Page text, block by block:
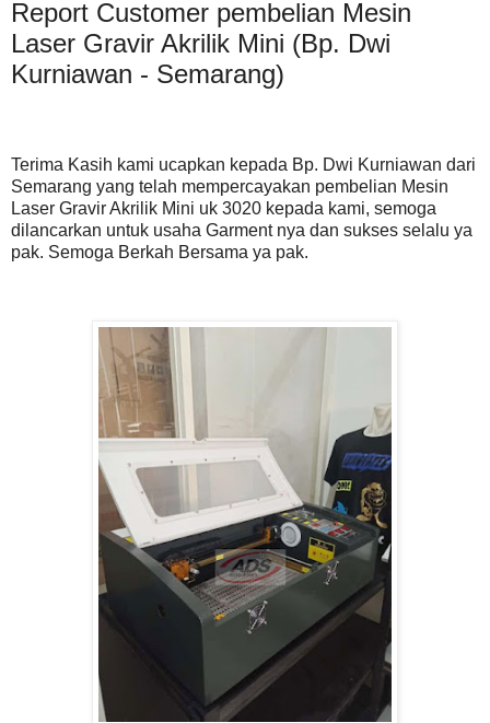
Report Customer pembelian Mesin
Laser Gravir Akrilik Mini (Bp. Dwi
Kurniawan - Semarang)
Terima Kasih kami ucapkan kepada Bp. Dwi Kurniawan dari
Semarang yang telah mempercayakan pembelian Mesin
Laser Gravir Akrilik Mini uk 3020 kepada kami, semoga
dilancarkan untuk usaha Garment nya dan sukses selalu ya
pak. Semoga Berkah Bersama ya pak.